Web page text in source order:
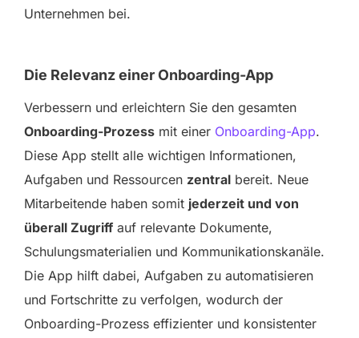
Unternehmen bei.
Die Relevanz einer Onboarding-App
Verbessern und erleichtern Sie den gesamten
Onboarding-Prozess mit einer Onboarding-App.
Diese App stellt alle wichtigen Informationen,
Aufgaben und Ressourcen zentral bereit. Neue
Mitarbeitende haben somit jederzeit und von
überall Zugriff auf relevante Dokumente,
Schulungsmaterialien und Kommunikationskanäle.
Die App hilft dabei, Aufgaben zu automatisieren
und Fortschritte zu verfolgen, wodurch der
Onboarding-Prozess effizienter und konsistenter